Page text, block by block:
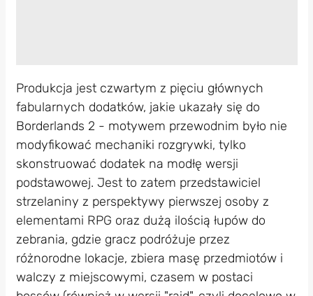
Produkcja jest czwartym z pięciu głównych
fabularnych dodatków, jakie ukazały się do
Borderlands 2 - motywem przewodnim było nie
modyfikować mechaniki rozgrywki, tylko
skonstruować dodatek na modłę wersji
podstawowej. Jest to zatem przedstawiciel
strzelaniny z perspektywy pierwszej osoby z
elementami RPG oraz dużą ilością łupów do
zebrania, gdzie gracz podróżuje przez
różnorodne lokacje, zbiera masę przedmiotów i
walczy z miejscowymi, czasem w postaci